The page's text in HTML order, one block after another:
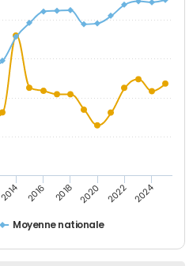
Moyenne nationale
2014 2016 2018 2020 2022 2024